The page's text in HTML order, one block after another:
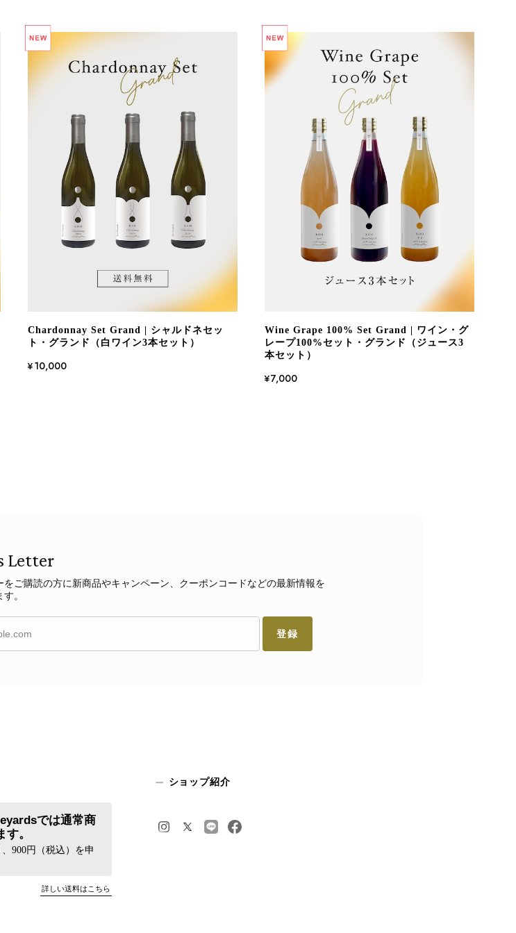
Chardonnay Set Grand | シャルドネセッ
ト・グランド（白ワイン3本セット）
¥10,000
Wine Grape 100% Set Grand | ワイン・グ
レープ100%セット・グランド（ジュース3
本セット）
¥7,000
Letter
をご購読の方に新商品やキャンペーン、クーポンコードなどの最新情報を
。
登録
では通常商
。
900円（税込）を申
詳しい送料はこちら
ショップ紹介